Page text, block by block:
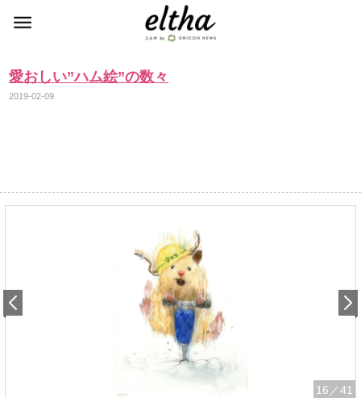
愛おしい”ハム絵”の数々
2019-02-09
16 ／41